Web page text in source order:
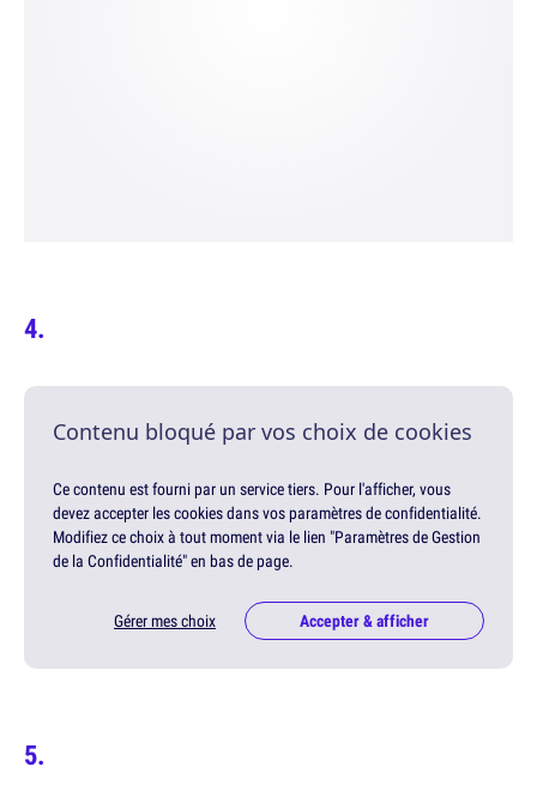
Contenu bloqué par vos choix de cookies
Ce contenu est fourni par un service tiers. Pour l'afficher, vous
devez accepter les cookies dans vos paramètres de confidentialité.
Modifiez ce choix à tout moment via le lien "Paramètres de Gestion
de la Confidentialité" en bas de page.
Gérer mes choix Accepter & afficher